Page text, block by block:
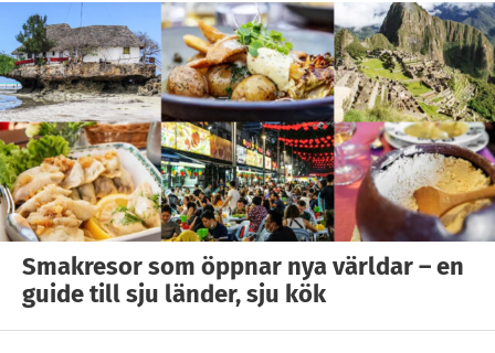
Smakresor som öppnar nya världar – en
guide till sju länder, sju kök